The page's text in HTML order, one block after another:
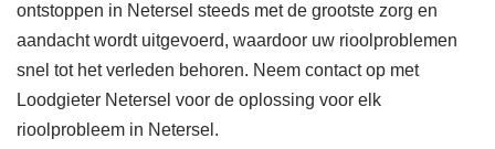
ontstoppen in Netersel steeds met de grootste zorg en
aandacht wordt uitgevoerd, waardoor uw rioolproblemen
snel tot het verleden behoren. Neem contact op met
Loodgieter Netersel voor de oplossing voor elk
rioolprobleem in Netersel.